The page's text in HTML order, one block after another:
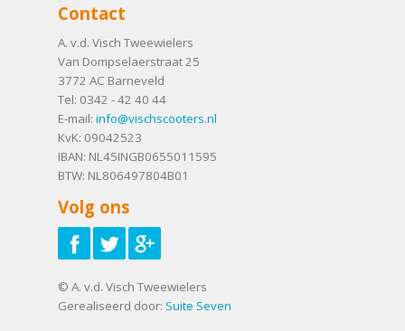
Contact
A. v.d. Visch Tweewielers
Van Dompselaerstraat 25
3772 AC Barneveld
Tel: 0342 - 42 40 44
E-mail: info@vischscooters.nl
KvK: 09042523
IBAN: NL45INGB0655011595
BTW: NL806497804B01
Volg ons
© A. v.d. Visch Tweewielers
Gerealiseerd door: Suite Seven